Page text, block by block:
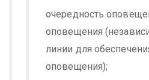
очередность
оповещения
линии для
оповещения);